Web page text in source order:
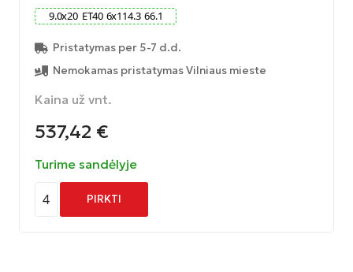
9.0x20 ET40 6x114.3 66.1
Pristatymas per 5-7 d.d.
Nemokamas pristatymas Vilniaus mieste
Kaina už vnt.
537,42 €
Turime sandėlyje
4 PIRKTI